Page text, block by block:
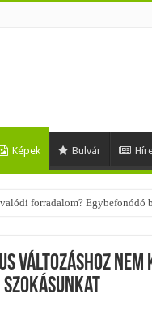
Képek Bulvár
meg, milyen stílusokhoz
változáshoz